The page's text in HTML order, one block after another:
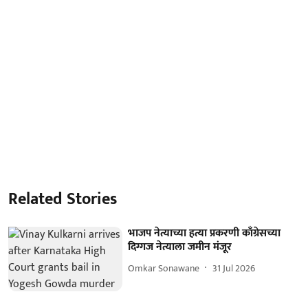
Related Stories
भाजप नेत्याच्या हत्या प्रकरणी काँग्रेसच्या
दिग्गज नेत्याला जमीन मंजूर
Omkar Sonawane 31 Jul 2026